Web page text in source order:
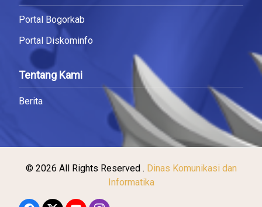
Portal Bogorkab
Portal Diskominfo
Tentang Kami
Berita
© 2026 All Rights Reserved . Dinas Komunikasi dan
Informatika